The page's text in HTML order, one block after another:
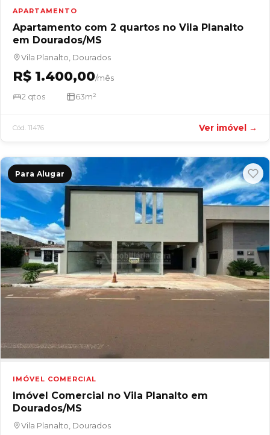
APARTAMENTO
Apartamento com 2 quartos no Vila Planalto
em Dourados/MS
Vila Planalto, Dourados
R$ 1.400,00/mês
2 qtos
63m²
Cód. 11476 Ver imóvel →
Para Alugar
IMÓVEL COMERCIAL
Imóvel Comercial no Vila Planalto em
Dourados/MS
Vila Planalto, Dourados